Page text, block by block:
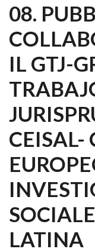
08.
IL GTJ-
CEISAL-
LATINA